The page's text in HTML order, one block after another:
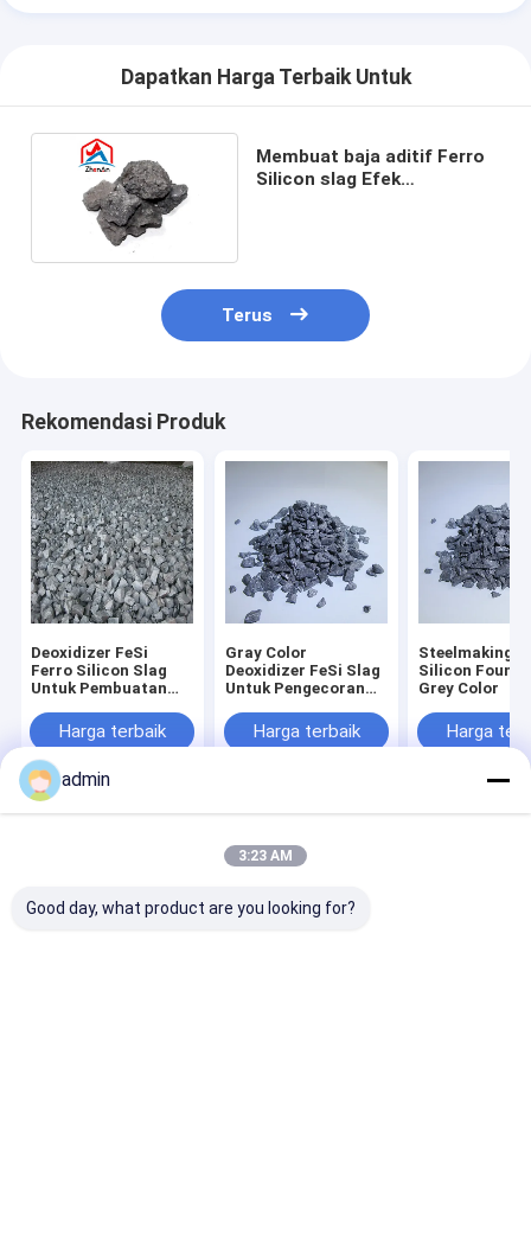
Dapatkan Harga Terbaik Untuk
Membuat baja aditif Ferro
Silicon slag Efek
Terus
Rekomendasi Produk
Deoxidizer FeSi
Ferro Silicon Slag
Untuk Pembuatan
Harga terbaik
Gray Color
Deoxidizer FeSi Slag
Untuk Pengecoran
Harga terbaik
Steelmaking
Silicon
Grey Color
Harga
Rumah
Tentang
Hubungi
Desktop
Sitemap
Privacy Policy
Metallurgy Co., Ltd. All Rights Reserved.
admin
3:23 AM
Good day, what product are you looking for?